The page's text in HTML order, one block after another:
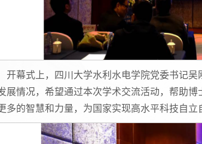
开幕式上，四川大学水利水电学院党委书记
展情况，希望通过本次学术交流活动，帮助
多的智慧和力量，为国家实现高水平科技自立